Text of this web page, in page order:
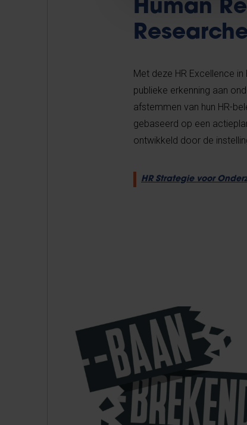
Human
Met deze HR Excellence
publieke erkenning aan
afstemmen van hun HR-
gebaseerd op een
ontwikkeld door de
HR Strategie voor